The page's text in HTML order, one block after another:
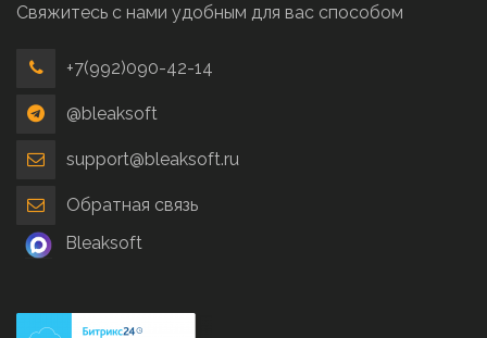
Свяжитесь с нами удобным для вас способом
+7(992)090-42-14
@bleaksoft
support@bleaksoft.ru
Обратная связь
Bleaksoft